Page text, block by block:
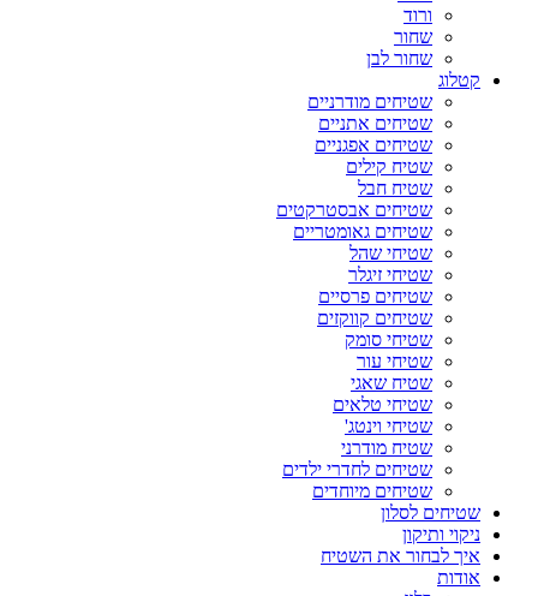
ורוד
שחור
שחור לבן
קטלוג
שטיחים מודרניים
שטיחים אתניים
שטיחים אפגניים
שטיח קילים
שטיח חבל
שטיחים אבסטרקטים
שטיחים גאומטריים
שטיחי שהל
שטיחי זיגלר
שטיחים פרסיים
שטיחים קווקזים
שטיחי סומק
שטיחי עור
שטיח שאגי
שטיחי טלאים
שטיחי וינטג'
שטיח מודרני
שטיחים לחדרי ילדים
שטיחים מיוחדים
שטיחים לסלון
ניקוי ותיקון
איך לבחור את השטיח
אודות